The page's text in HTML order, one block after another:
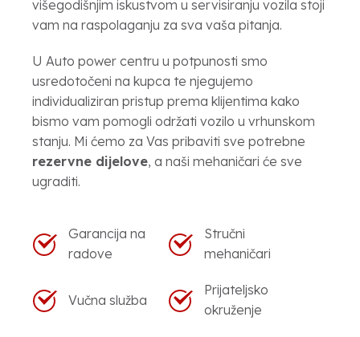
višegodišnjim iskustvom u servisiranju vozila stoji
vam na raspolaganju za sva vaša pitanja.
U Auto power centru u potpunosti smo
usredotočeni na kupca te njegujemo
individualiziran pristup prema klijentima kako
bismo vam pomogli održati vozilo u vrhunskom
stanju. Mi ćemo za Vas pribaviti sve potrebne
rezervne dijelove, a naši mehaničari će sve
ugraditi.
Garancija na
radove
Stručni
mehaničari
Vučna služba
Prijateljsko
okruženje